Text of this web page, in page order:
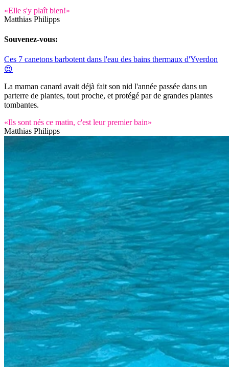
«Elle s'y plaît bien!»
Matthias Philipps
Souvenez-vous:
Ces 7 canetons barbotent dans l'eau des bains thermaux d'Yverdon
😍
La maman canard avait déjà fait son nid l'année passée dans un
parterre de plantes, tout proche, et protégé par de grandes plantes
tombantes.
«Ils sont nés ce matin, c'est leur premier bain»
Matthias Philipps